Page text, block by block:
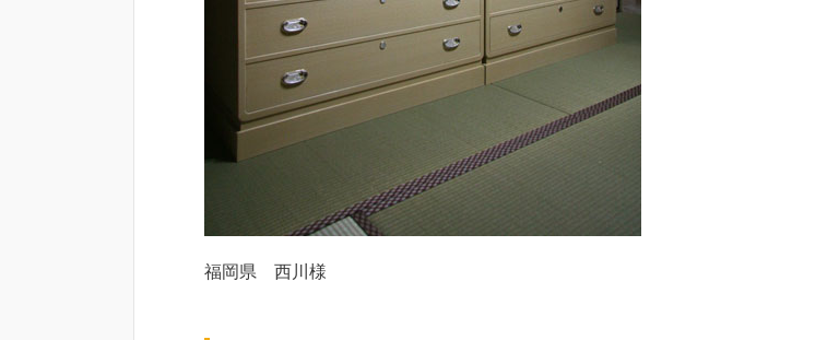
福岡県 西川様